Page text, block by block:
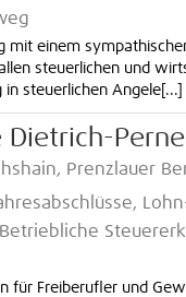
mit einem
steuerlichen und
steuerlichen Angele[...]
Prenzlauer
für Freiberufler und